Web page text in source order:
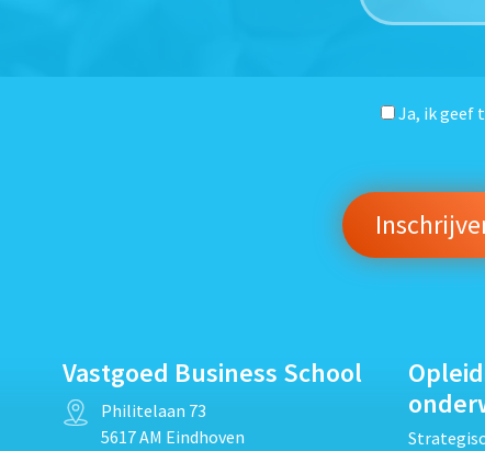
Ja, ik geef
Vastgoed Business School
Philitelaan 73
5617 AM Eindhoven